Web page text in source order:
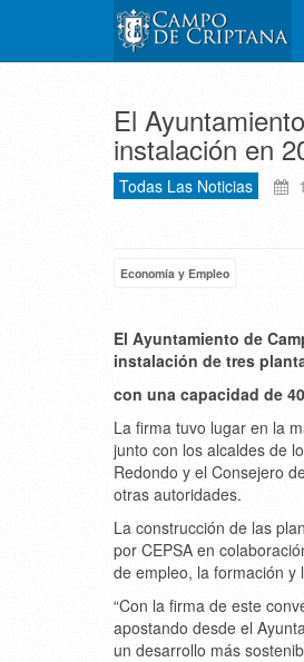
El
instalación en
Todas Las Noticias
Economía y Empleo
El Ayuntamiento de
instalación de tres
con una capacidad de
La firma tuvo lugar en la
junto con los alcaldes de
Redondo y el Consejero
otras autoridades.
La construcción de las
por CEPSA en
de empleo, la formación y
“Con la firma de este
apostando desde el
un desarrollo más